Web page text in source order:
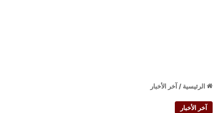
الرئيسية / آخر الأخبار
آخر الأخبار